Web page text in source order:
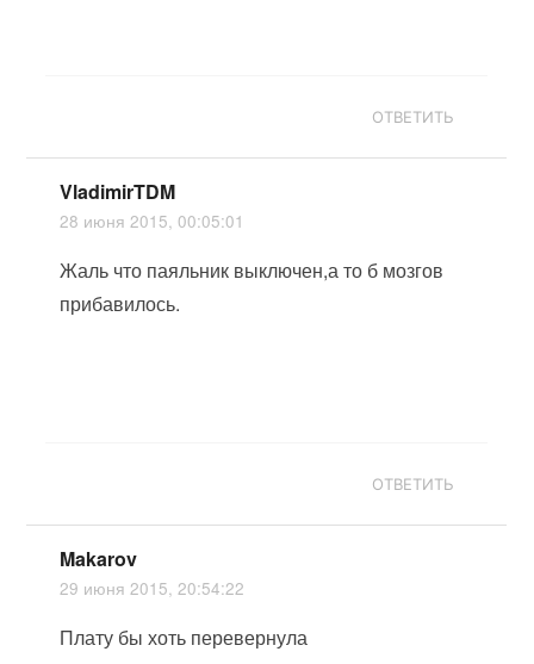
ОТВЕТИТЬ
VladimirTDM
28 июня 2015, 00:05:01
Жаль что паяльник выключен,а то б мозгов
прибавилось.
ОТВЕТИТЬ
Makarov
29 июня 2015, 20:54:22
Плату бы хоть перевернула